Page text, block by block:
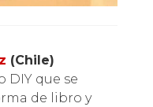
(Chile)
DIY que se
de libro y